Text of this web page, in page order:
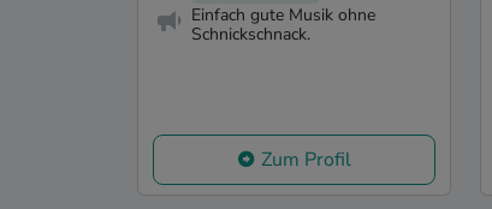
Einfach gute Musik ohne
Schnickschnack.
Zum Profil